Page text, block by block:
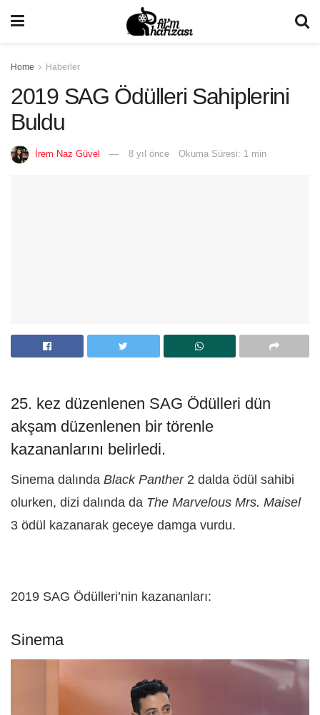
Home Haberler
2019 SAG Ödülleri Sahiplerini
Buldu
İrem Naz Güvel 8 yıl önce Okuma Süresi: 1 min
25. kez düzenlenen SAG Ödülleri dün
akşam düzenlenen bir törenle
kazananlarını belirledi.
Sinema dalında Black Panther 2 dalda ödül sahibi
olurken, dizi dalında da The Marvelous Mrs. Maisel
3 ödül kazanarak geceye damga vurdu.
2019 SAG Ödülleri’nin kazananları:
Sinema